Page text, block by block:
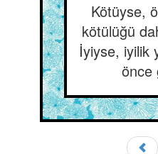
Kötüyse,
kötülüğü
İyiyse, iyilik
önce